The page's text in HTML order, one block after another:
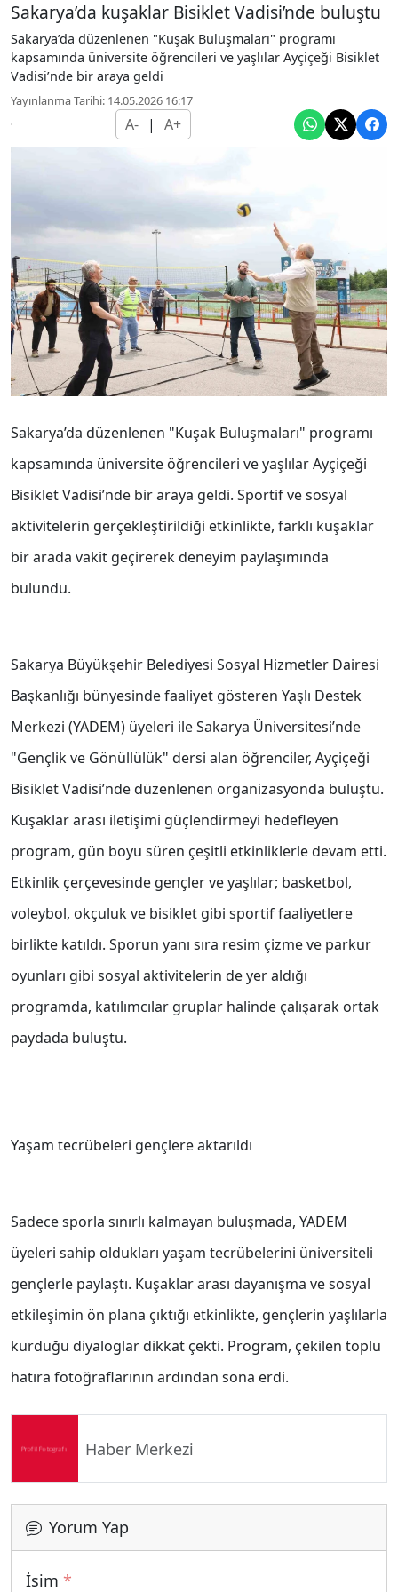
Sakarya’da kuşaklar Bisiklet Vadisi’nde buluştu
Sakarya’da düzenlenen "Kuşak Buluşmaları" programı
kapsamında üniversite öğrencileri ve yaşlılar Ayçiçeği Bisiklet
Vadisi’nde bir araya geldi
Yayınlanma Tarihi: 14.05.2026 16:17
A- | A+
Sakarya’da düzenlenen "Kuşak Buluşmaları" programı
kapsamında üniversite öğrencileri ve yaşlılar Ayçiçeği
Bisiklet Vadisi’nde bir araya geldi. Sportif ve sosyal
aktivitelerin gerçekleştirildiği etkinlikte, farklı kuşaklar
bir arada vakit geçirerek deneyim paylaşımında
bulundu.
Sakarya Büyükşehir Belediyesi Sosyal Hizmetler Dairesi
Başkanlığı bünyesinde faaliyet gösteren Yaşlı Destek
Merkezi (YADEM) üyeleri ile Sakarya Üniversitesi’nde
"Gençlik ve Gönüllülük" dersi alan öğrenciler, Ayçiçeği
Bisiklet Vadisi’nde düzenlenen organizasyonda buluştu.
Kuşaklar arası iletişimi güçlendirmeyi hedefleyen
program, gün boyu süren çeşitli etkinliklerle devam etti.
Etkinlik çerçevesinde gençler ve yaşlılar; basketbol,
voleybol, okçuluk ve bisiklet gibi sportif faaliyetlere
birlikte katıldı. Sporun yanı sıra resim çizme ve parkur
oyunları gibi sosyal aktivitelerin de yer aldığı
programda, katılımcılar gruplar halinde çalışarak ortak
paydada buluştu.
Yaşam tecrübeleri gençlere aktarıldı
Sadece sporla sınırlı kalmayan buluşmada, YADEM
üyeleri sahip oldukları yaşam tecrübelerini üniversiteli
gençlerle paylaştı. Kuşaklar arası dayanışma ve sosyal
etkileşimin ön plana çıktığı etkinlikte, gençlerin yaşlılarla
kurduğu diyaloglar dikkat çekti. Program, çekilen toplu
hatıra fotoğraflarının ardından sona erdi.
Haber Merkezi
Yorum Yap
İsim *